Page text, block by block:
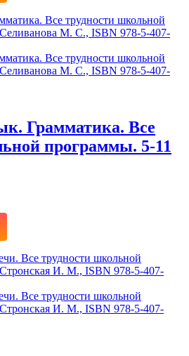
Грамматика. Все
программы. 5-11